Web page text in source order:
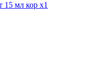
15 мл кор x1